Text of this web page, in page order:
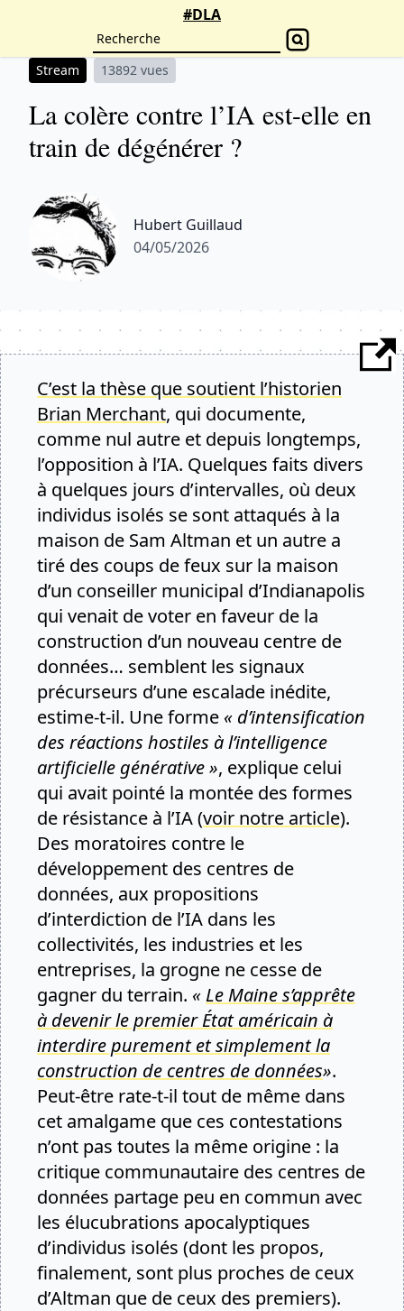
#DLA
Stream 13892 vues
La colère contre l’IA est-elle en
train de dégénérer ?
Hubert Guillaud
04/05/2026
C’est la thèse que soutient l’historien
Brian Merchant, qui documente,
comme nul autre et depuis longtemps,
l’opposition à l’IA. Quelques faits divers
à quelques jours d’intervalles, où deux
individus isolés se sont attaqués à la
maison de Sam Altman et un autre a
tiré des coups de feux sur la maison
d’un conseiller municipal d’Indianapolis
qui venait de voter en faveur de la
construction d’un nouveau centre de
données… semblent les signaux
précurseurs d’une escalade inédite,
estime-t-il. Une forme « d’intensification
des réactions hostiles à l’intelligence
artificielle générative », explique celui
qui avait pointé la montée des formes
de résistance à l’IA (voir notre article).
Des moratoires contre le
développement des centres de
données, aux propositions
d’interdiction de l’IA dans les
collectivités, les industries et les
entreprises, la grogne ne cesse de
gagner du terrain. « Le Maine s’apprête
à devenir le premier État américain à
interdire purement et simplement la
construction de centres de données».
Peut-être rate-t-il tout de même dans
cet amalgame que ces contestations
n’ont pas toutes la même origine : la
critique communautaire des centres de
données partage peu en commun avec
les élucubrations apocalyptiques
d’individus isolés (dont les propos,
finalement, sont plus proches de ceux
d’Altman que de ceux des premiers).